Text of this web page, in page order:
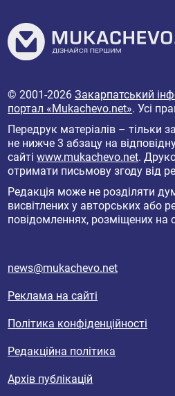
© 2001-2026Закарпатський
портал «Mukachevo.net». Усі
Передрук матеріалів – тільки
не нижче 3 абзацу на відповідну
сайтіwww.mukachevo.net.
отримати письмову згоду від
Редакція може не розділяти
висвітлених у авторських або
повідомленнях, розміщених на
news@mukachevo.net
Реклама на сайті
Політика конфіденційності
Редакційна політика
Архів публікацій